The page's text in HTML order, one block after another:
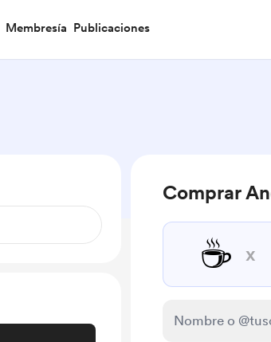
Membresía Publicaciones
Comprar
☕ x